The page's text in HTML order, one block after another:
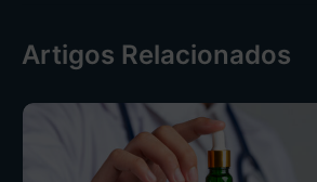
Artigos Relacionados